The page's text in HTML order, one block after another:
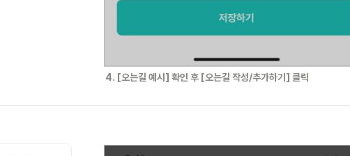
4. [오는길 예시] 확인 후 [오는길 작성/추가하기] 클릭